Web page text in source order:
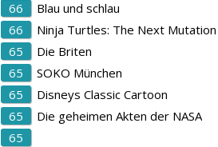
66
Blau und schlau
66
Ninja Turtles: The Next Mutation
65
Die Briten
65
SOKO München
65
Disneys Classic Cartoon
65
Die geheimen Akten der NASA
65